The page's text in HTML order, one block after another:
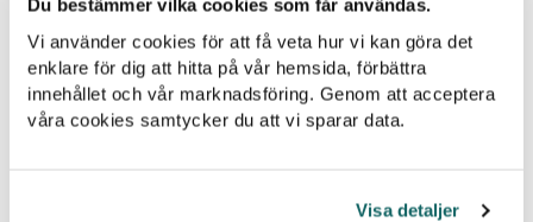
Du bestämmer vilka cookies som får användas.
Vi använder cookies för att få veta hur vi kan göra det
enklare för dig att hitta på vår hemsida, förbättra
innehållet och vår marknadsföring. Genom att acceptera
våra cookies samtycker du att vi sparar data.
Visa detaljer
gjorde att skräp trillade ut och föll ner på marken.
Dessutom hamnade många returbara pet-flaskor i
papperskorgarna varje år.